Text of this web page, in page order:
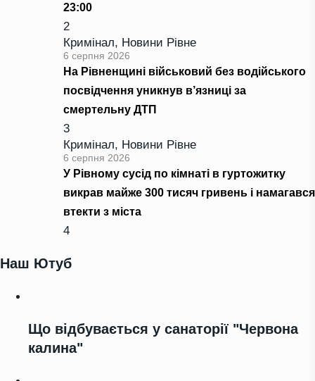
23:00
2
Кримінал, Новини Рівне
6 серпня 2026
На Рівненщині військовий без водійського
посвідчення уникнув в’язниці за
смертельну ДТП
3
Кримінал, Новини Рівне
6 серпня 2026
У Рівному сусід по кімнаті в гуртожитку
викрав майже 300 тисяч гривень і намагався
втекти з міста
4
Наш Ютуб
Що відбувається у санаторії "Червона
калина"